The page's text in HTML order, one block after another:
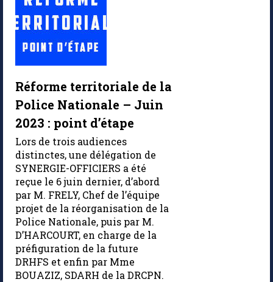
Réforme territoriale de la
Police Nationale – Juin
2023 : point d’étape
Lors de trois audiences
distinctes, une délégation de
SYNERGIE-OFFICIERS a été
reçue le 6 juin dernier, d’abord
par M. FRELY, Chef de l’équipe
projet de la réorganisation de la
Police Nationale, puis par M.
D’HARCOURT, en charge de la
préfiguration de la future
DRHFS et enfin par Mme
BOUAZIZ, SDARH de la DRCPN.